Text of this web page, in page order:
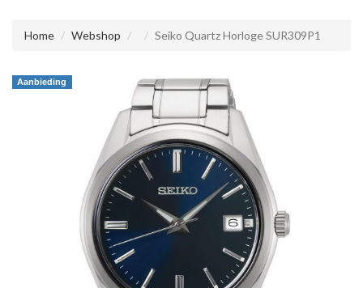
Home Webshop Seiko Quartz Horloge SUR309P1
Aanbieding